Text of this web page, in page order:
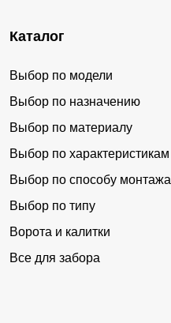
Каталог
Выбор по модели
Выбор по назначению
Выбор по материалу
Выбор по характеристикам
Выбор по способу монтажа
Выбор по типу
Ворота и калитки
Все для забора